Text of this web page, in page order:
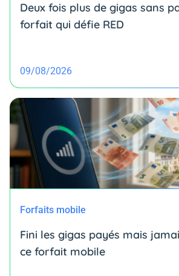
Deux fois plus de gigas sans
forfait qui défie RED
09/08/2026
Forfaits mobile
Fini les gigas payés mais
ce forfait mobile